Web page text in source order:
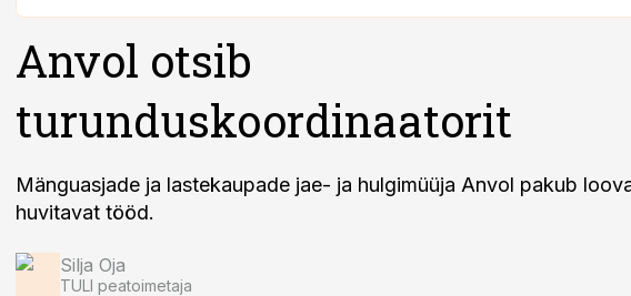
Anvol otsib
turunduskoordinaatorit
Mänguasjade ja lastekaupade jae- ja hulgimüüja Anvol pakub
huvitavat tööd.
Silja Oja
TULI peatoimetaja